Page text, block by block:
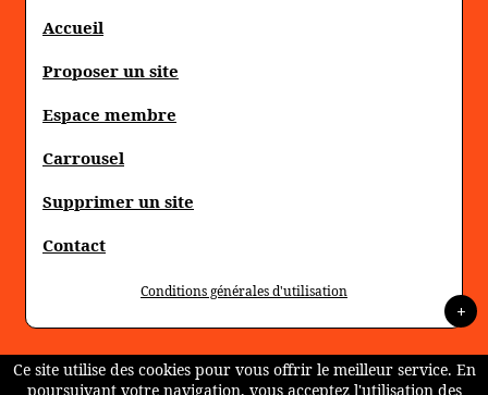
Accueil
Proposer un site
Espace membre
Carrousel
Supprimer un site
Contact
Conditions générales d'utilisation
+
Ce site utilise des cookies pour vous offrir le meilleur service. En
poursuivant votre navigation, vous acceptez l'utilisation des